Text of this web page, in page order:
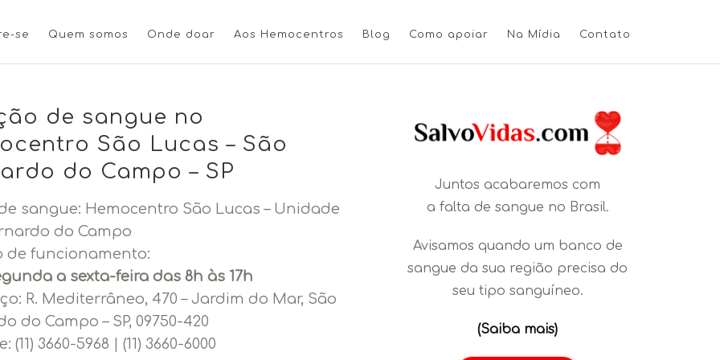
se Quem somos Onde doar Aos Hemocentros Blog Como apoiar Na Mídia Contato
de sangue no
São Lucas – São
do Campo – SP
sangue: Hemocentro São Lucas – Unidade
do Campo
de funcionamento:
a sexta-feira das 8h às 17h
R. Mediterrâneo, 470 – Jardim do Mar, São
do Campo – SP, 09750-420
(11) 3660-5968 | (11) 3660-6000
Juntos acabaremos com
a falta de sangue no Brasil.
Avisamos quando um banco de
sangue da sua região precisa do
seu tipo sanguíneo.
(Saiba mais)